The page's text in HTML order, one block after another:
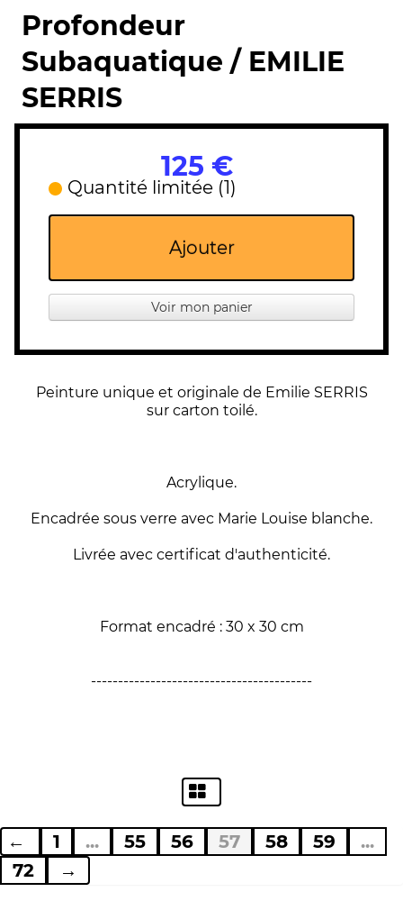
Profondeur
Subaquatique / EMILIE
SERRIS
125 €
Quantité limitée (1)
Ajouter
Voir mon panier
Peinture unique et originale de Emilie SERRIS
sur carton toilé.
Acrylique.
Encadrée sous verre avec Marie Louise blanche.
Livrée avec certificat d'authenticité.
Format encadré : 30 x 30 cm
-----------------------------------------
← 1 ... 55 56 57 58 59
...
72
→